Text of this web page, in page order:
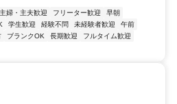
主婦・主夫歓迎 フリーター歓迎
早朝
学生歓迎 経験不問 未経験者歓迎
午前
ブランクOK 長期歓迎
フルタイム歓迎